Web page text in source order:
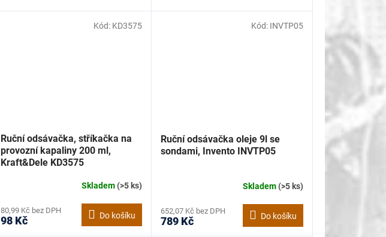
Ruční odsávačka, stříkačka na
provozní kapaliny 200 ml,
Kraft&Dele KD3575
Skladem(>5 ks)
80,99 Kč bez DPH
98 Kč Do košíku
Kód: KD3575
Ruční odsávačka oleje 9l se
sondami, Invento INVTP05
Skladem(>5 ks)
652,07 Kč bez DPH
789 Kč Do košíku
Kód: INVTP05